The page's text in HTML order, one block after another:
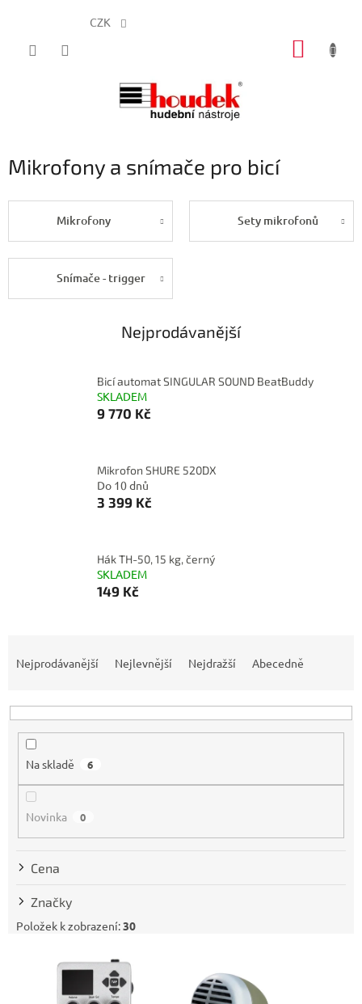
CZK
Mikrofony a snímače pro bicí
Mikrofony Sety mikrofonů
Snímače - trigger
Nejprodávanější
Bicí automat SINGULAR SOUND BeatBuddy
SKLADEM
9 770 Kč
Mikrofon SHURE 520DX
Do 10 dnů
3 399 Kč
Hák TH-50, 15 kg, černý
SKLADEM
149 Kč
n
Nejprodávanější Nejlevnější Nejdražší Abecedně
Na skladě 6
Novinka 0
Cena
Značky
Položek k zobrazení:30